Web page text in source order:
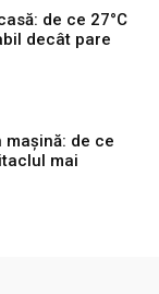
de ce 27°C
decât pare
de ce
mai